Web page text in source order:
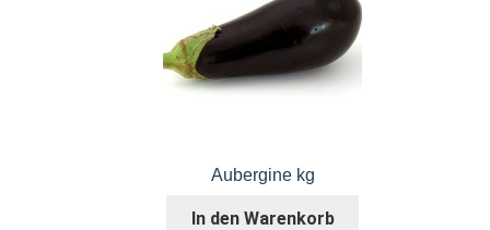
Aubergine kg
In den Warenkorb